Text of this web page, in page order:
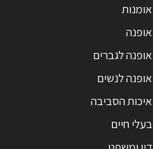
אומנות
אופנה
אופנה לגברים
אופנה לנשים
איכות הסביבה
בעלי חיים